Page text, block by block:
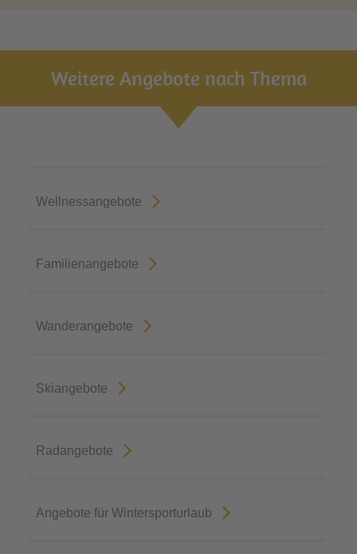
Weitere Angebote nach Thema
Wellnessangebote
Familienangebote
Wanderangebote
Skiangebote
Radangebote
Angebote für Wintersporturlaub